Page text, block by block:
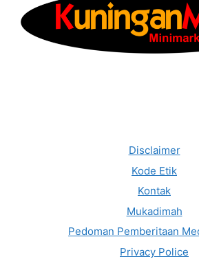
Disclaimer
Kode Etik
Kontak
Mukadimah
Pedoman Pemberitaan
Privacy Police